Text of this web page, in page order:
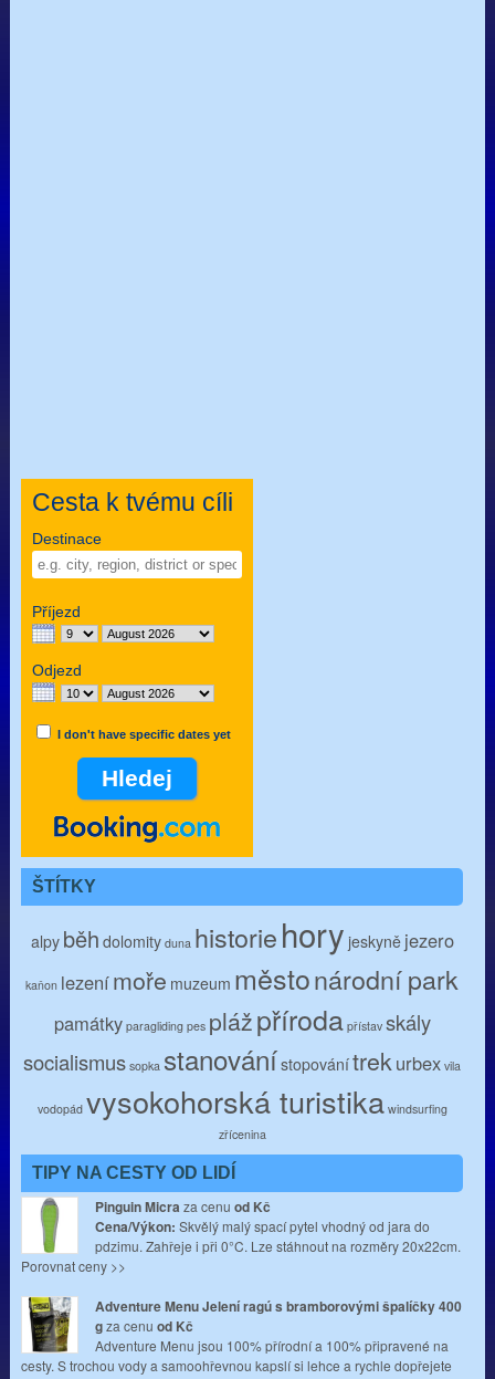
Cesta k tvému cíli
Destinace
Příjezd
Odjezd
I don't have specific dates yet
ŠTÍTKY
alpy běh dolomity duna historiehory jeskyně jezero
kaňon lezenímoře muzeum městonárodní park
památky paragliding pes plážpříroda přístav skály
socialismus sopka stanovánístopovánítrek urbex vila
vodopád vysokohorská turistika windsurfing
zřícenina
TIPY NA CESTY OD LIDÍ
Pinguin Micraza cenu od Kč
Cena/Výkon: Skvělý malý spací pytel vhodný od jara do
pdzimu. Zahřeje i při 0°C. Lze stáhnout na rozměry 20x22cm.
Porovnat ceny >>
Adventure Menu Jelení ragú s bramborovými špalíčky 400
gza cenu od Kč
Adventure Menu jsou 100% přírodní a 100% připravené na
cesty. S trochou vody a samoohřevnou kapslí si lehce a rychle dopřejete